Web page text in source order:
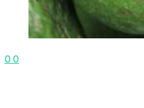
00